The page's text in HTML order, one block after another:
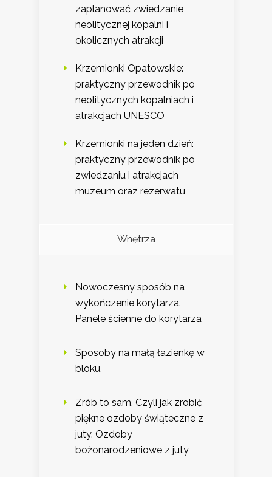
zaplanować zwiedzanie
neolitycznej kopalni i
okolicznych atrakcji
Krzemionki Opatowskie:
praktyczny przewodnik po
neolitycznych kopalniach i
atrakcjach UNESCO
Krzemionki na jeden dzień:
praktyczny przewodnik po
zwiedzaniu i atrakcjach
muzeum oraz rezerwatu
Wnętrza
Nowoczesny sposób na
wykończenie korytarza.
Panele ścienne do korytarza
Sposoby na małą łazienkę w
bloku.
Zrób to sam. Czyli jak zrobić
piękne ozdoby świąteczne z
juty. Ozdoby
bożonarodzeniowe z juty